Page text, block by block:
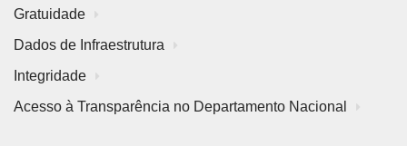
Gratuidade
Dados de Infraestrutura
Integridade
Acesso à Transparência no Departamento Nacional